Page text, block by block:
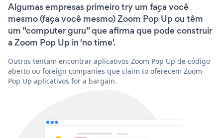
Algumas empresas primeiro try um faça você
mesmo (faça você mesmo) Zoom Pop Up ou têm
um “computer guru” que afirma que pode construir
a Zoom Pop Up in 'no time'.
Outros tentam encontrar aplicativos Zoom Pop Up de código
aberto ou foreign companies que claim to oferecem Zoom
Pop Up aplicativos for a bargain.